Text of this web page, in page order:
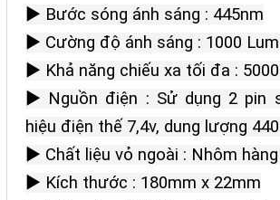
► Bước sóng ánh sáng : 445nm
► Cường độ ánh sáng : 1000
► Khả năng chiếu xa tối đa :
► Nguồn điện : Sử dụng 2 pin
hiệu điện thế 7,4v, dung lượng
► Chất liệu vỏ ngoài : Nhôm
► Kích thước : 180mm x 22mm